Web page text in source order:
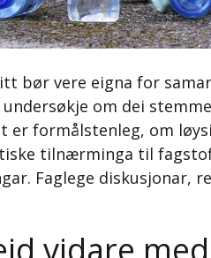
bør vere eigna for
om dei
er formålstenleg, om
tilnærminga til
Faglege diskusjonar,